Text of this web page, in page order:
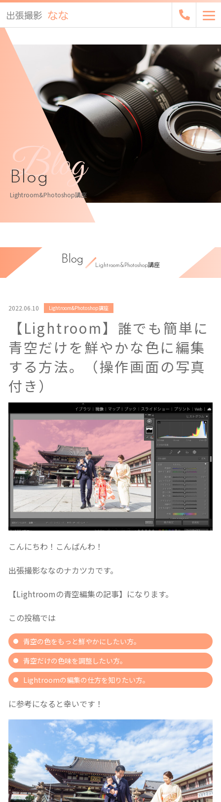
Blog
Blog
Lightroom&Photoshop講座
Blog
Lightroom&Photoshop講座
2022.06.10 Lightroom&Photoshop講座
【Lightroom】誰でも簡単に
青空だけを鮮やかな色に編集
する方法。（操作画面の写真
付き）
こんにちわ！こんばんわ！
出張撮影ななのナカツカです。
【Lightroomの青空編集の記事】になります。
この投稿では
青空の色をもっと鮮やかにしたい方。
青空だけの色味を調整したい方。
Lightroomの編集の仕方を知りたい方。
に参考になると幸いです！